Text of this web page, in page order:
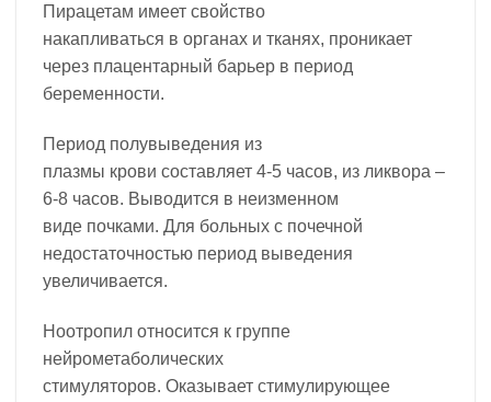
Пирацетам имеет свойство
накапливаться в органах и тканях, проникает
через плацентарный барьер в период
беременности.
Период полувыведения из
плазмы крови составляет 4-5 часов, из ликвора –
6-8 часов. Выводится в неизменном
виде почками. Для больных с почечной
недостаточностью период выведения
увеличивается.
Ноотропил относится к группе
нейрометаболических
стимуляторов. Оказывает стимулирующее